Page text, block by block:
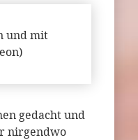
und mit
gedacht und
nirgendwo